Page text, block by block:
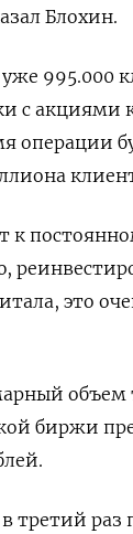
Блохин.
995.000
с акциями
операции
к
это
объем
биржи
третий раз